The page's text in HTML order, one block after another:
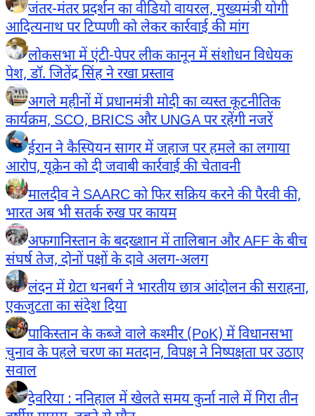
जंतर-मंतर प्रदर्शन का वीडियो वायरल, मुख्यमंत्री योगी
आदित्यनाथ पर टिप्पणी को लेकर कार्रवाई की मांग
लोकसभा में एंटी-पेपर लीक कानून में संशोधन विधेयक
पेश, डॉ. जितेंद्र सिंह ने रखा प्रस्ताव
अगले महीनों में प्रधानमंत्री मोदी का व्यस्त कूटनीतिक
कार्यक्रम, SCO, BRICS और UNGA पर रहेंगी नजरें
ईरान ने कैस्पियन सागर में जहाज पर हमले का लगाया
आरोप, यूक्रेन को दी जवाबी कार्रवाई की चेतावनी
मालदीव ने SAARC को फिर सक्रिय करने की पैरवी की,
भारत अब भी सतर्क रुख पर कायम
अफगानिस्तान के बदख्शान में तालिबान और AFF के बीच
संघर्ष तेज, दोनों पक्षों के दावे अलग-अलग
लंदन में ग्रेटा थनबर्ग ने भारतीय छात्र आंदोलन की सराहना,
एकजुटता का संदेश दिया
पाकिस्तान के कब्जे वाले कश्मीर (PoK) में विधानसभा
चुनाव के पहले चरण का मतदान, विपक्ष ने निष्पक्षता पर उठाए
सवाल
देवरिया : ननिहाल में खेलते समय कुर्ना नाले में गिरा तीन